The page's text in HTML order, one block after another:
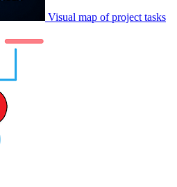
Visual map of project tasks